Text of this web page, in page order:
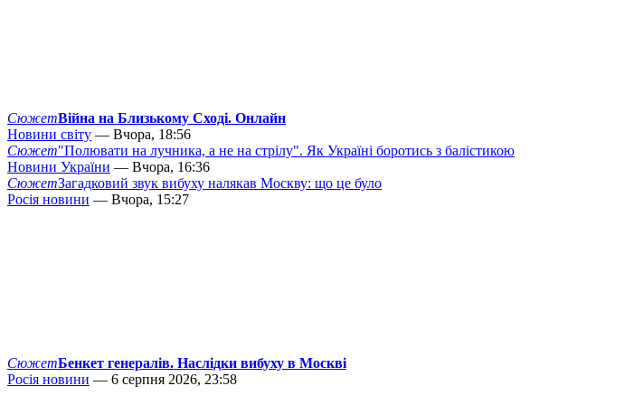
СюжетВійна на Близькому Сході. Онлайн
Новини світу — Вчора, 18:56
Сюжет"Полювати на лучника, а не на стрілу". Як Україні боротись з балістикою
Новини України — Вчора, 16:36
СюжетЗагадковий звук вибуху налякав Москву: що це було
Росія новини — Вчора, 15:27
СюжетБенкет генералів. Наслідки вибуху в Москві
Росія новини — 6 серпня 2026, 23:58